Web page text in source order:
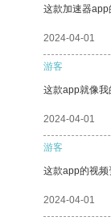
这款加速器app
2024-04-01
游客
这款app就像我
2024-04-01
游客
这款app的视频
2024-04-01